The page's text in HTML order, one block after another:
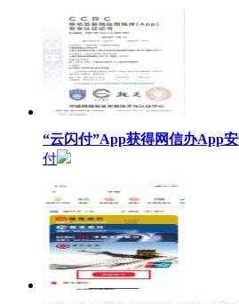
“云闪付”App获得网信办App
付